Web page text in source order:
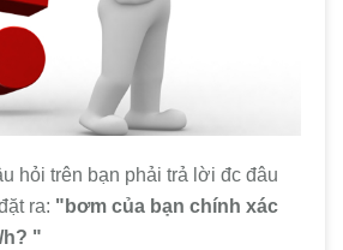
hỏi trên bạn phải trả lời đc đâu
ra: "bơm của bạn chính xác
h? "